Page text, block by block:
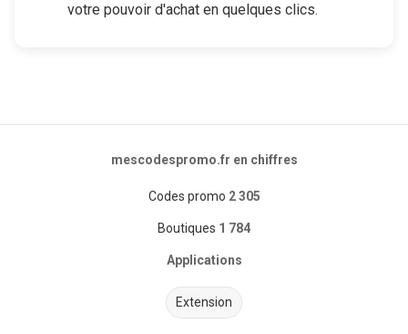
votre pouvoir d'achat en quelques clics.
mescodespromo.fr en chiffres
Codes promo 2 305
Boutiques 1 784
Applications
Extension